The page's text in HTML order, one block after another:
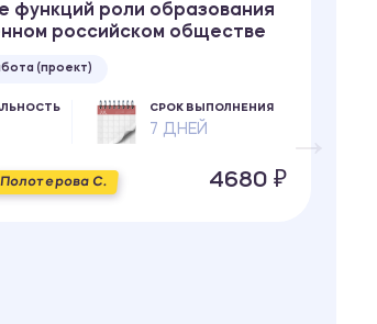
функций роли образования
российском обществе
(проект)
СРОК ВЫПОЛНЕНИЯ
7 ДНЕЙ
Полотерова С. 4680 ₽